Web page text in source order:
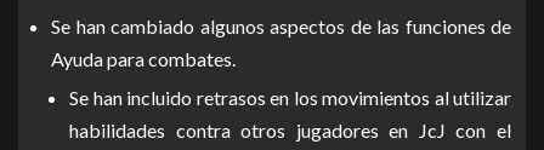
Se han cambiado algunos aspectos de las funciones de
Ayuda para combates.
Se han incluido retrasos en los movimientos al utilizar
habilidades contra otros jugadores en JcJ con el